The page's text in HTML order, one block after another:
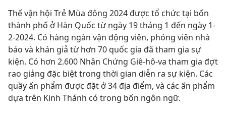
Thế vận hội Trẻ Mùa đông 2024 được tổ chức tại bốn
thành phố ở Hàn Quốc từ ngày 19 tháng 1 đến ngày 1-
2-2024. Có hàng ngàn vận động viên, phóng viên nhà
báo và khán giả từ hơn 70 quốc gia đã tham gia sự
kiện. Có hơn 2.600 Nhân Chứng Giê-hô-va tham gia đợt
rao giảng đặc biệt trong thời gian diễn ra sự kiện. Các
quầy ấn phẩm được đặt ở 34 địa điểm, và các ấn phẩm
dựa trên Kinh Thánh có trong bốn ngôn ngữ.